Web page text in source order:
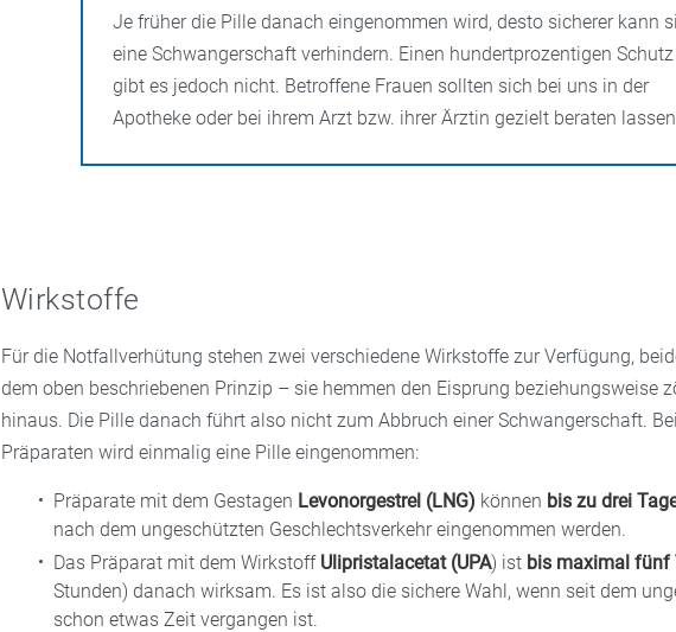
Je früher die Pille danach eingenommen wird, desto sicherer kann
eine Schwangerschaft verhindern. Einen hundertprozentigen Schutz
gibt es jedoch nicht. Betroffene Frauen sollten sich bei uns in der
Apotheke oder bei ihrem Arzt bzw. ihrer Ärztin gezielt beraten
Wirkstoffe
Für die Notfallverhütung stehen zwei verschiedene Wirkstoffe zur Verfügung,
dem oben beschriebenen Prinzip – sie hemmen den Eisprung beziehungsweise
hinaus. Die Pille danach führt also nicht zum Abbruch einer Schwangerschaft.
Präparaten wird einmalig eine Pille eingenommen:
Präparate mit dem Gestagen Levonorgestrel (LNG) können bis zu drei
nach dem ungeschützten Geschlechtsverkehr eingenommen werden.
Das Präparat mit dem Wirkstoff Ulipristalacetat (UPA) ist bis maximal fünf
Stunden) danach wirksam. Es ist also die sichere Wahl, wenn seit dem
schon etwas Zeit vergangen ist.